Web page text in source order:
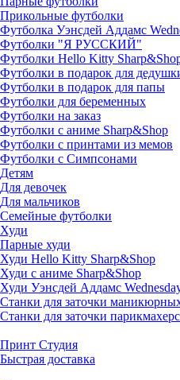
Прикольные футболки
Футболка Уэнсдей Аддамс
Футболки "Я РУССКИЙ"
Футболки Hello Kitty
Футболки в подарок для
Футболки в подарок для папы
Футболки для беременных
Футболки на заказ
Футболки с аниме Sharp&Shop
Футболки с принтами из мемов
Футболки с Симпсонами
Детям
Для девочек
Для мальчиков
Семейные футболки
Худи
Парные худи
Худи Hello Kitty Sharp&Shop
Худи с аниме Sharp&Shop
Худи Уэнсдей Аддамс
Станки для заточки
Станки для заточки
Принт Студия
Быстрая доставка